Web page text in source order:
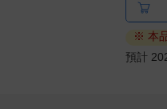
※ 本
預計